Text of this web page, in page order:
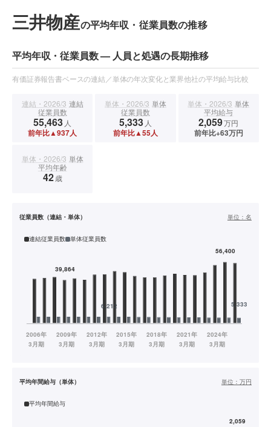
三井物産の平均年収・従業員数の推移
平均年収・従業員数 — 人員と処遇の長期推移
有価証券報告書ベースの連結／単体の年次変化と業界他社の平均給与比較
連結・2026/3 連結
従業員数
55,463 人
前年比▲937人
単体・2026/3 単体
従業員数
5,333 人
前年比▲55人
単体・2026/3 単体
平均給与
2,059万円
前年比+63万円
単体・2026/3 単体
平均年齢
42歳
従業員数（連結・単体） 単位： 名
連結従業員数 単体従業員数
平均年間給与（単体） 単位： 万円
平均年間給与